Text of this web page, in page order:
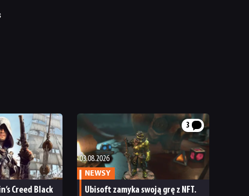
Creed Black
3
03.08.2026
NEWSY
Ubisoft zamyka swoją grę z NFT.